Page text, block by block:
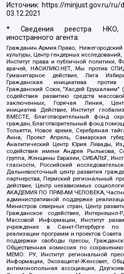
Источник: https://minjust.gov.ru/
03.12.2021
* Сведения реестра НКО,
иностранного агента:
Гражданин.Армия.Право,
культуры, Центр гендерных
Институт права и публичной политики,
врачей, НАСИЛИЮ.НЕТ, Мы против
Гуманитарное действие, Лига
Гражданская инициатива против
Гражданский Союз, "Хасдей Ерушалаим"
содействия развитию средств
заключенных, Горячая Линия,
инициатив Действие, Институт
ВМЕСТЕ, Благотворительный фонд
граждан, Благотворительный фонд
Тольятти, Новое время, Серебряная
Анна, Проект Апрель, Самарская
Аналитический Центр Юрия Левады,
содействия имени Андрея Рылькова,
группа, Женщины Евразии, СИБАЛЬТ,
гласности, Российский
Дальневосточный центр развития
партнерства, Пермский региональный
действие, Центр независимых
АКАДЕМИЯ ПО ПРАВАМ ЧЕЛОВЕКА,
административной поддержке
Министров северных стран, Центр
Гражданское содействие,
Массовой Информации, Институт
учреждение в Санкт-Петербурге по
реализации программ и проектов
поддержки свободы прессы,
Общественная комиссия по
МЕМО. РУ, Институт региональной
Информации, Экозащита!-Женсовет,
антимонопольная ассоциация,